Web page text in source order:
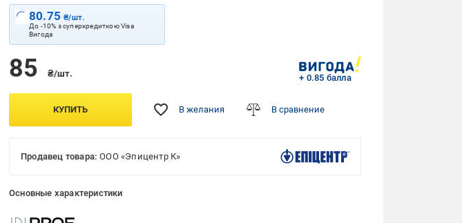
80.75₴/шт.
До -10% з суперкредиткою Visa
Вигода
85 ₴/шт. + 0.85 балла
КУПИТЬ В желания В сравнение
Продавец товара: ООО «Эпицентр К»
Основные характеристики